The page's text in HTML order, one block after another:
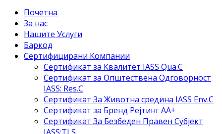
Почетна
За нас
Нашите Услуги
Баркод
Сертифицирани Компании
Сертификат за Квалитет IASS Qua.C
Сертификат за Општествена Одговорност
IASS: Res.C
Сертификат За Животна средина IASS Env.C
Сертификат за Бренд Рејтинг АА+
Сертификат За Безбеден Правен Субјект